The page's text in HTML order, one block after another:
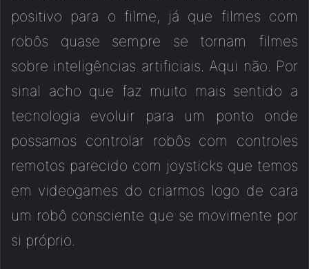
positivo para o filme, já que filmes com
robôs quase sempre se tornam filmes
sobre inteligências artificiais. Aqui não. Por
sinal acho que faz muito mais sentido a
tecnologia evoluir para um ponto onde
possamos controlar robôs com controles
remotos parecido com joysticks que temos
em videogames do criarmos logo de cara
um robô consciente que se movimente por
si próprio.